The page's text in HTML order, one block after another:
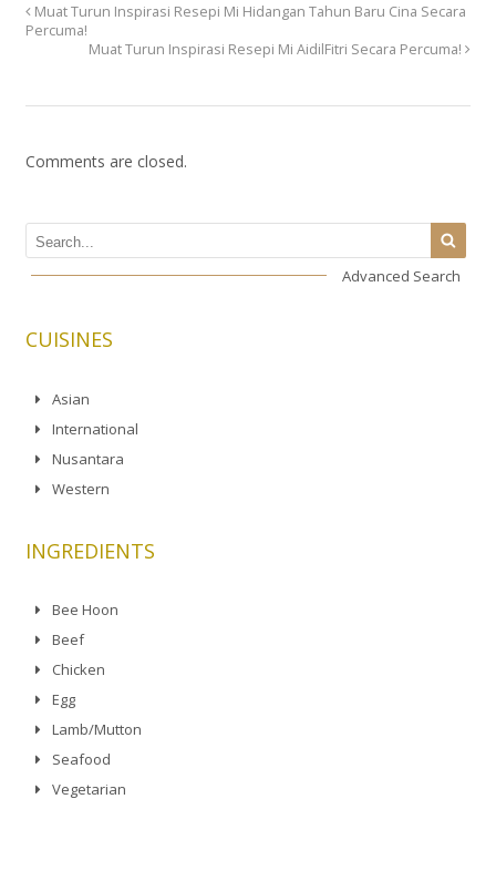
Muat Turun Inspirasi Resepi Mi Hidangan Tahun Baru Cina Secara
Percuma!
Muat Turun Inspirasi Resepi Mi AidilFitri Secara Percuma!
Comments are closed.
Advanced Search
CUISINES
Asian
International
Nusantara
Western
INGREDIENTS
Bee Hoon
Beef
Chicken
Egg
Lamb/Mutton
Seafood
Vegetarian